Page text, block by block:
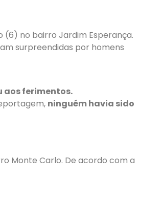
no bairro Jardim Esperança.
surpreendidas por homens
aos ferimentos.
ninguém havia sido
Monte Carlo. De acordo com a